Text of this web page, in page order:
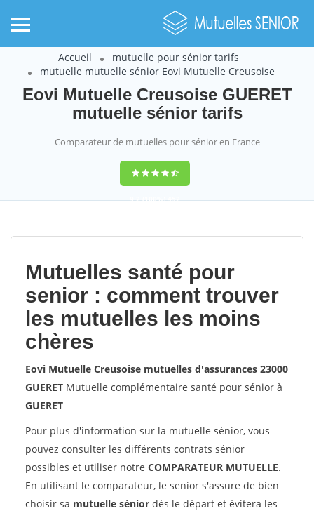
Accueil
mutuelle pour sénior tarifs
mutuelle mutuelle sénior Eovi Mutuelle Creusoise
Eovi Mutuelle Creusoise GUERET
mutuelle sénior tarifs
Comparateur de mutuelles pour sénior en France
9,2(100%)452
Mutuelles santé pour
senior : comment trouver
les mutuelles les moins
chères
Eovi Mutuelle Creusoise mutuelles d'assurances 23000
GUERET Mutuelle complémentaire santé pour sénior à
GUERET
Pour plus d'information sur la mutuelle sénior, vous
pouvez consulter les différents contrats sénior
possibles et utiliser notre COMPARATEUR MUTUELLE.
En utilisant le comparateur, le senior s'assure de bien
choisir sa mutuelle sénior dès le départ et évitera les